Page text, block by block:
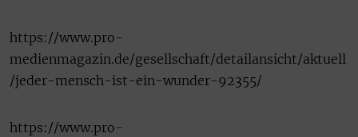
https://www.pro-
medienmagazin.de/gesellschaft/detailansicht/aktuell
/jeder-mensch-ist-ein-wunder-92355/
https://www.pro-